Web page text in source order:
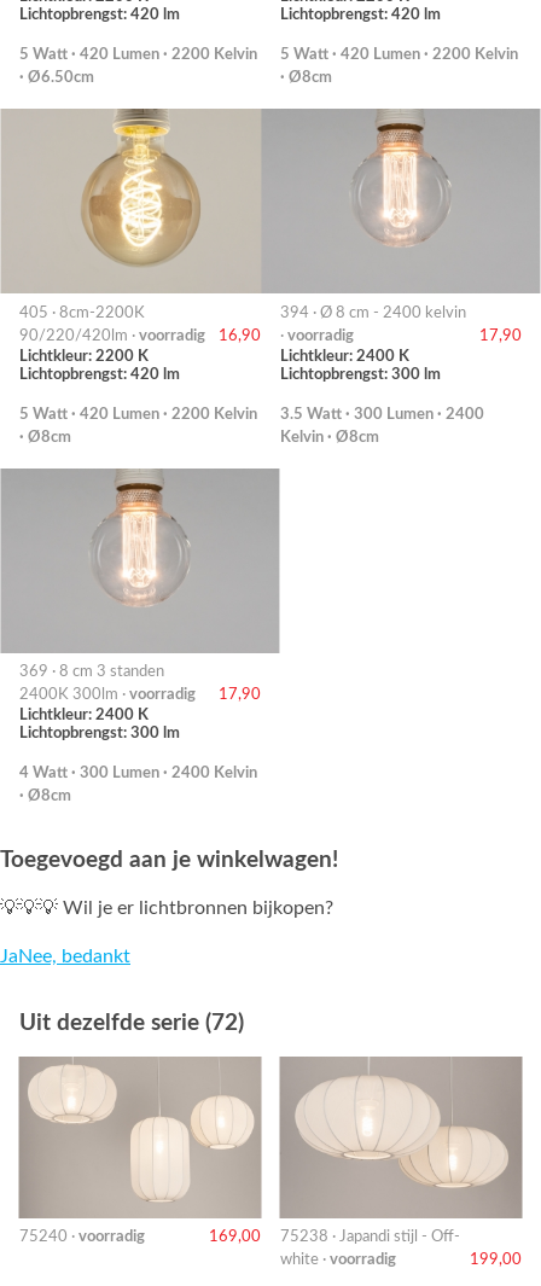
Lichtopbrengst: 420 lm
5 Watt · 420 Lumen · 2200 Kelvin
· Ø6.50cm
Lichtopbrengst: 420 lm
5 Watt · 420 Lumen · 2200 Kelvin
· Ø8cm
405 · 8cm-2200K
90/220/420lm · voorradig
16,90
Lichtkleur: 2200 K
Lichtopbrengst: 420 lm
5 Watt · 420 Lumen · 2200 Kelvin
· Ø8cm
394 · Ø 8 cm - 2400 kelvin
· voorradig
17,90
Lichtkleur: 2400 K
Lichtopbrengst: 300 lm
3.5 Watt · 300 Lumen · 2400
Kelvin · Ø8cm
369 · 8 cm 3 standen
2400K 300lm · voorradig
17,90
Lichtkleur: 2400 K
Lichtopbrengst: 300 lm
4 Watt · 300 Lumen · 2400 Kelvin
· Ø8cm
Toegevoegd aan je winkelwagen!
💡💡💡 Wil je er lichtbronnen bijkopen?
JaNee, bedankt
Uit dezelfde serie (72)
75240 · voorradig 169,00
75238 · Japandi stijl - Off-
white · voorradig 199,00